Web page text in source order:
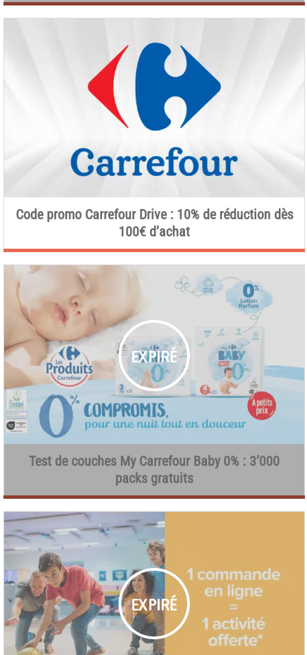
Code promo Carrefour Drive : 10% de réduction dès
100€ d’achat
Test de couches My Carrefour Baby 0% : 3’000
packs gratuits